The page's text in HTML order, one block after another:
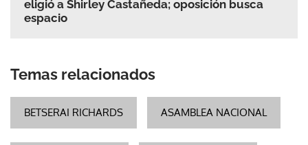
eligió a Shirley Castañeda; oposición busca
espacio
Temas relacionados
BETSERAI RICHARDS ASAMBLEA NACIONAL